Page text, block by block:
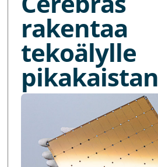
rakentaa
tekoälylle
pikakaistan